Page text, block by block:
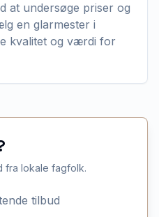
at undersøge priser og
en glarmester i
kvalitet og værdi for
fra lokale fagfolk.
tilbud